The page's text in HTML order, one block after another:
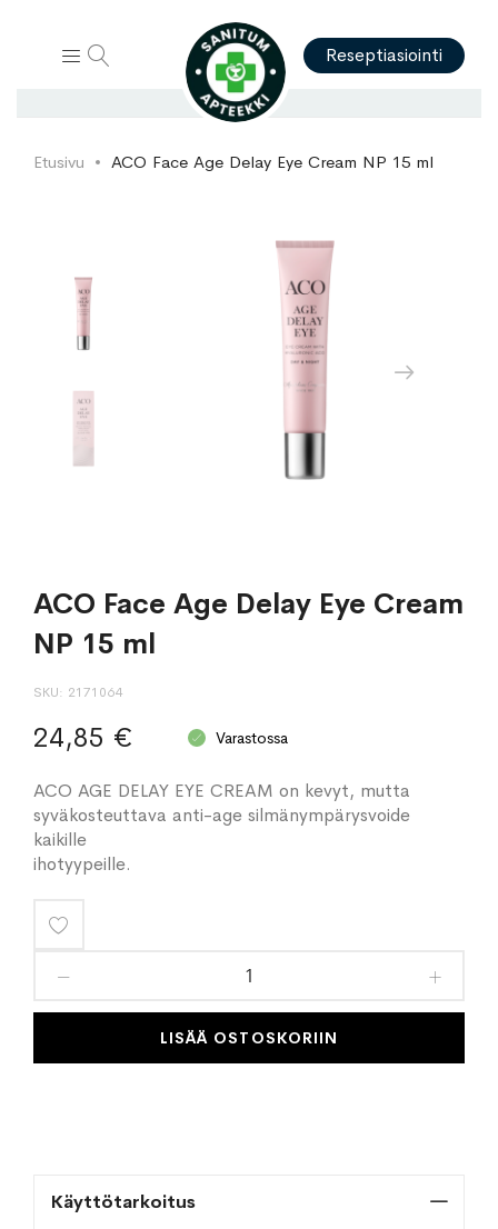
Reseptiasiointi
Etusivu ACO Face Age Delay Eye Cream NP 15 ml
gallery
beginning
gallery
ACO Face Age Delay Eye Cream
NP 15 ml
SKU 2171064
24,85 € Varastossa
ACO AGE DELAY EYE CREAM on kevyt, mutta
syväkosteuttava anti-age silmänympärysvoide
kaikille
ihotyypeille.
toivelistaan
LISÄÄ OSTOSKORIIN
Käyttötarkoitus